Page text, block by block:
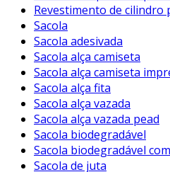
Revestimento de cilindro
Sacola
Sacola adesivada
Sacola alça camiseta
Sacola alça camiseta
Sacola alça fita
Sacola alça vazada
Sacola alça vazada pead
Sacola biodegradável
Sacola biodegradável
Sacola de juta